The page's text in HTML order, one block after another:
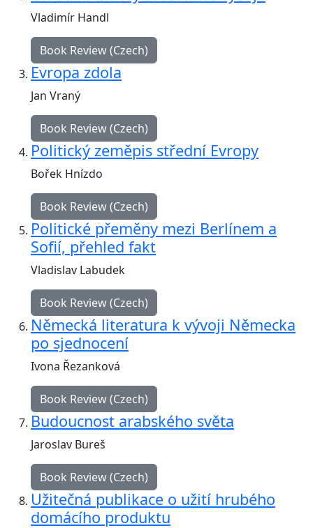
Vladimír Handl
Book Review (Czech)
Evropa zdola
Jan Vraný
Book Review (Czech)
Politický zeměpis střední Evropy
Bořek Hnízdo
Book Review (Czech)
Politické přeměny mezi Berlínem a
Sofií, přehled fakt
Vladislav Labudek
Book Review (Czech)
Německá literatura k vývoji Německa
po sjednocení
Ivona Řezanková
Book Review (Czech)
Budoucnost arabského světa
Jaroslav Bureš
Book Review (Czech)
Užitečná publikace o užití hrubého
domácího produktu